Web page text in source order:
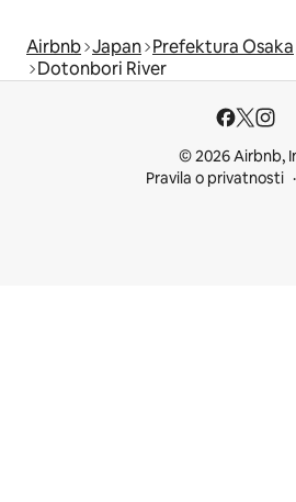
Airbnb Japan Prefektura Osaka
Dotonbori River
© 2026 Airbnb,
Pravila o privatnosti